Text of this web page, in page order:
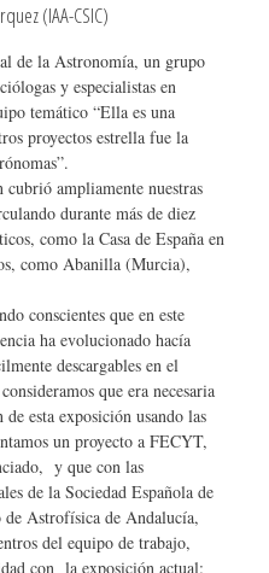
(IAA-CSIC)
de la Astronomía, un grupo
y especialistas en
temático “Ella es una
proyectos estrella fue la
ampliamente nuestras
durante más de diez
como la Casa de España en
como Abanilla (Murcia),
conscientes que en este
ha evolucionado hacía
descargables en el
que era necesaria
esta exposición usando las
un proyecto a FECYT,
y que con las
de la Sociedad Española de
Astrofísica de Andalucía,
del equipo de trabajo,
con la exposición actual: